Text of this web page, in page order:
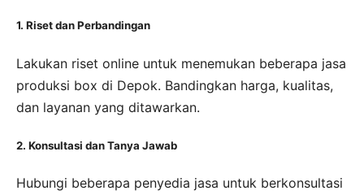
1. Riset dan Perbandingan
Lakukan riset online untuk menemukan beberapa jasa
produksi box di Depok. Bandingkan harga, kualitas,
dan layanan yang ditawarkan.
2. Konsultasi dan Tanya Jawab
Hubungi beberapa penyedia jasa untuk berkonsultasi